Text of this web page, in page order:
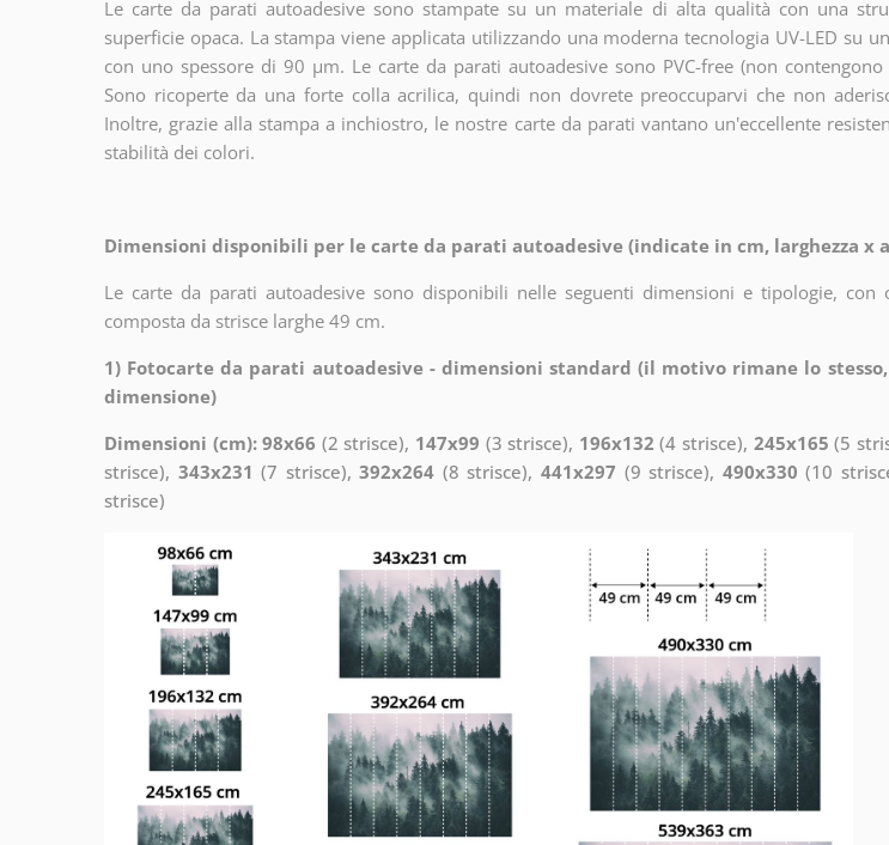
Le carte da parati autoadesive sono stampate su un materiale di alta qualità con una
superficie opaca. La stampa viene applicata utilizzando una moderna tecnologia UV-LED su
con uno spessore di 90 µm. Le carte da parati autoadesive sono PVC-free (non
Sono ricoperte da una forte colla acrilica, quindi non dovrete preoccuparvi che non
Inoltre, grazie alla stampa a inchiostro, le nostre carte da parati vantano un'eccellente
stabilità dei colori.
Dimensioni disponibili per le carte da parati autoadesive (indicate in cm, larghezza x
Le carte da parati autoadesive sono disponibili nelle seguenti dimensioni e tipologie, con
composta da strisce larghe 49 cm.
1) Fotocarte da parati autoadesive - dimensioni standard (il motivo rimane lo
dimensione)
Dimensioni (cm): 98x66 (2 strisce), 147x99 (3 strisce), 196x132 (4 strisce), 245x165 (5
strisce), 343x231 (7 strisce),392x264 (8 strisce),441x297 (9 strisce), 490x330 (10
strisce)